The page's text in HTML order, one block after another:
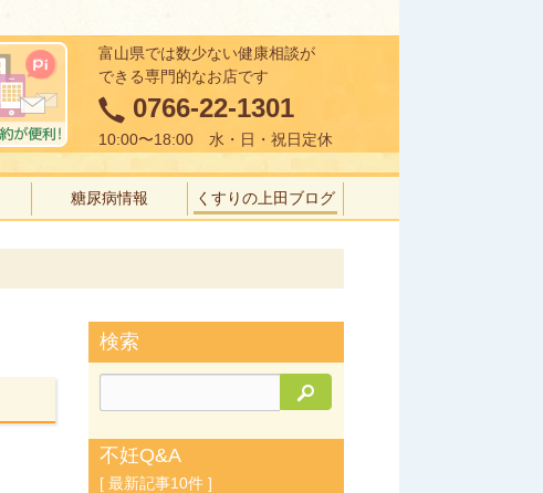
富山県では数少ない健康相談が
できる専門的なお店です
0766-22-1301
10:00〜18:00 水・日・祝日定休
糖尿病情報 くすりの上田ブログ
検索
検索
不妊Q&A
[ 最新記事10件 ]